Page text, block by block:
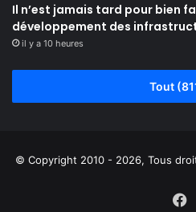
Il n’est jamais tard pour bien
développement des
il y a 10 heures
Tout
© Copyright 2010 - 2026, Tous